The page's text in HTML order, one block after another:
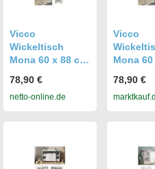
Vicco
Wickeltisch
Mona 60 x 88 cm,
Wickelkommode
inkl.
78,90 €
netto-online.de
Vicco
Mona 60
inkl.
78,90 €